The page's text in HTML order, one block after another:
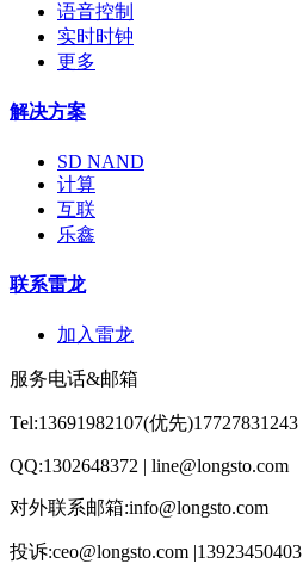
语音控制
实时时钟
更多
解决方案
SD NAND
计算
互联
乐鑫
联系雷龙
加入雷龙
服务电话&邮箱
Tel:13691982107(优先)17727831243
QQ:1302648372 | line@longsto.com
对外联系邮箱:info@longsto.com
投诉:ceo@longsto.com |13923450403